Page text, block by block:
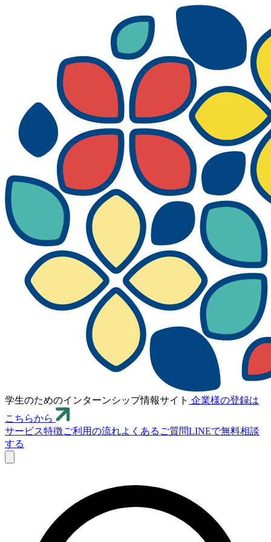
学生のためのインターンシップ情報サイト 企業様の登録は
こちらから
サービス特徴ご利用の流れよくあるご質問LINEで無料相談
する